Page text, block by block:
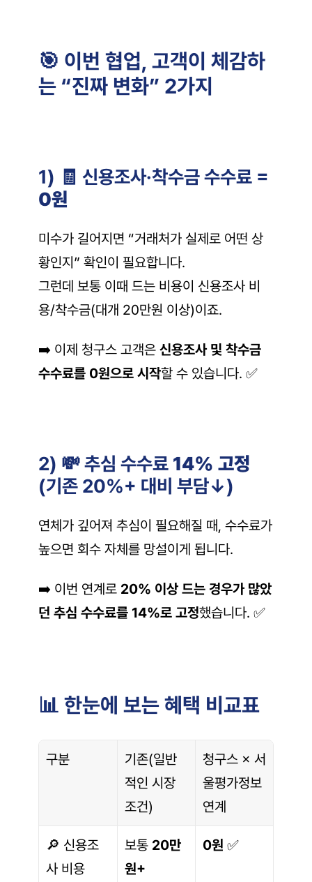
🎯 이번 협업, 고객이 체감하
는 “진짜 변화” 2가지
0원
미수가 길어지면 “거래처가 실제로 어떤 상
황인지” 확인이 필요합니다.
그런데 보통 이때 드는 비용이 신용조사 비
용/착수금(대개 20만원 이상)이죠.
➡️ 이제 청구스 고객은 신용조사 및 착수금
수수료를 0원으로 시작할 수 있습니다. ✅
2) 💸 추심 수수료 14% 고정
(기존 20%+ 대비 부담↓)
연체가 깊어져 추심이 필요해질 때, 수수료가
높으면 회수 자체를 망설이게 됩니다.
➡️ 이번 연계로 20% 이상 드는 경우가 많았
던 추심 수수료를 14%로 고정했습니다. ✅
📊 한눈에 보는 혜택 비교표
구분
기존(일반
적인 시장
조건)
청구스 × 서
울평가정보
연계
🔎 신용조
사 비용
보통 20만
원+
0원 ✅